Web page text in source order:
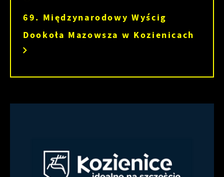
69. Międzynarodowy Wyścig
Dookoła Mazowsza w Kozienicach